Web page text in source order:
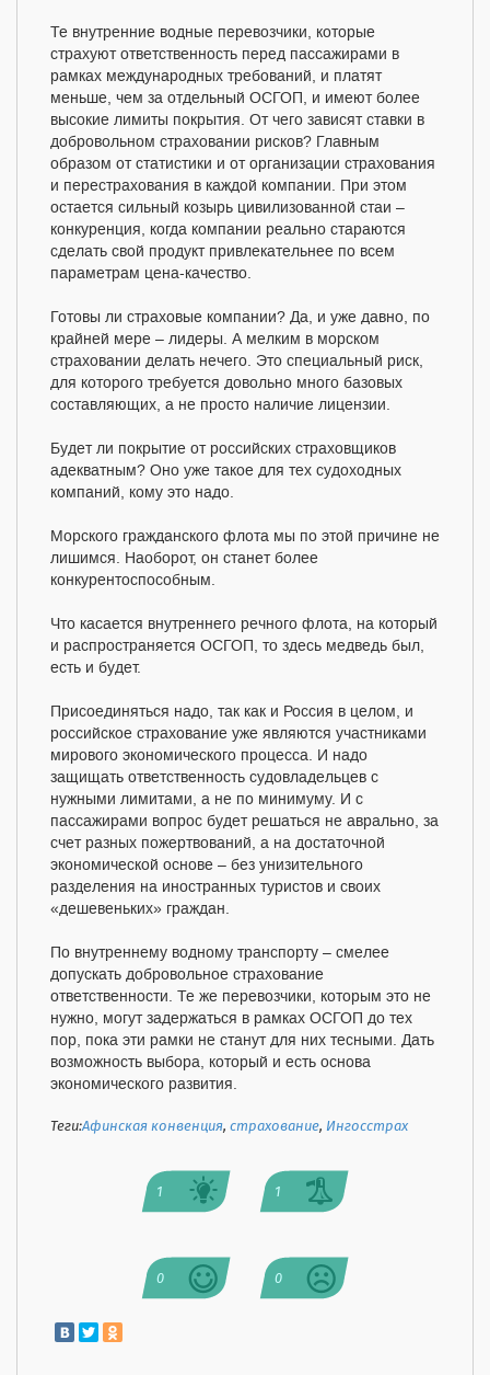
Те внутренние водные перевозчики, которые
страхуют ответственность перед пассажирами в
рамках международных требований, и платят
меньше, чем за отдельный ОСГОП, и имеют более
высокие лимиты покрытия. От чего зависят ставки в
добровольном страховании рисков? Главным
образом от статистики и от организации страхования
и перестрахования в каждой компании. При этом
остается сильный козырь цивилизованной стаи –
конкуренция, когда компании реально стараются
сделать свой продукт привлекательнее по всем
параметрам цена-качество.
Готовы ли страховые компании? Да, и уже давно, по
крайней мере – лидеры. А мелким в морском
страховании делать нечего. Это специальный риск,
для которого требуется довольно много базовых
составляющих, а не просто наличие лицензии.
Будет ли покрытие от российских страховщиков
адекватным? Оно уже такое для тех судоходных
компаний, кому это надо.
Морского гражданского флота мы по этой причине не
лишимся. Наоборот, он станет более
конкурентоспособным.
Что касается внутреннего речного флота, на который
и распространяется ОСГОП, то здесь медведь был,
есть и будет.
Присоединяться надо, так как и Россия в целом, и
российское страхование уже являются участниками
мирового экономического процесса. И надо
защищать ответственность судовладельцев с
нужными лимитами, а не по минимуму. И с
пассажирами вопрос будет решаться не аврально, за
счет разных пожертвований, а на достаточной
экономической основе – без унизительного
разделения на иностранных туристов и своих
«дешевеньких» граждан.
По внутреннему водному транспорту – смелее
допускать добровольное страхование
ответственности. Те же перевозчики, которым это не
нужно, могут задержаться в рамках ОСГОП до тех
пор, пока эти рамки не станут для них тесными. Дать
возможность выбора, который и есть основа
экономического развития.
Теги:Афинская конвенция,страхование, Ингосстрах
1 1
0 0